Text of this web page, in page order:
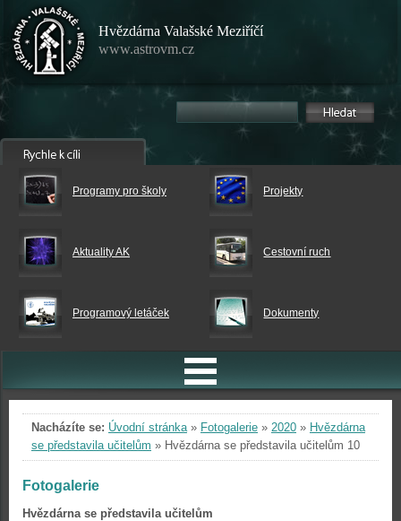
Hvězdárna Valašské Meziříčí
www.astrovm.cz
Programy pro školy Projekty
Aktuality AK Cestovní ruch
Programový letáček Dokumenty
Nacházíte se: Úvodní stránka» Fotogalerie » 2020 » Hvězdárna
se představila učitelům » Hvězdárna se představila učitelům 10
Fotogalerie
Hvězdárna se představila učitelům